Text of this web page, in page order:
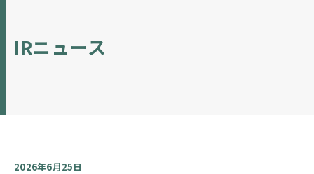
IRニュース
2026年6月25日